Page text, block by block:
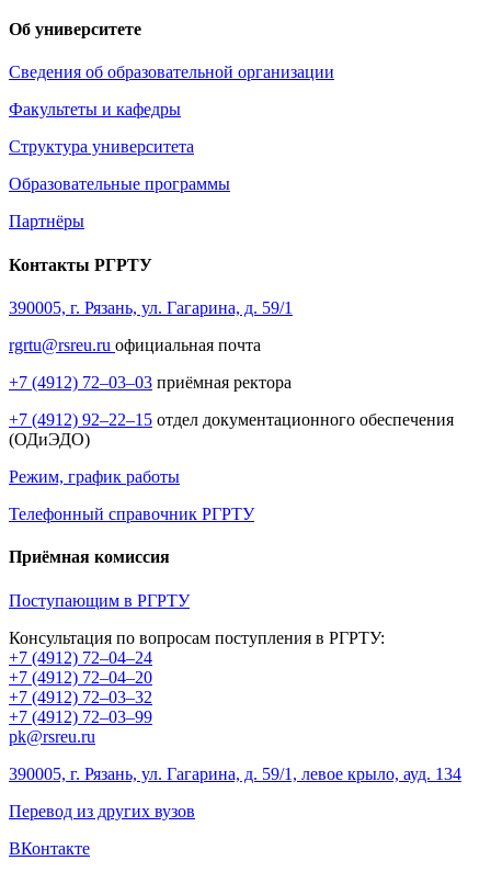
Об университете
Сведения об образовательной организации
Факультеты и кафедры
Структура университета
Образовательные программы
Партнёры
Контакты РГРТУ
390005, г. Рязань, ул. Гагарина, д. 59/1
rgrtu@rsreu.ru официальная почта
+7 (4912) 72–03–03 приёмная ректора
+7 (4912) 92–22–15 отдел документационного обеспечения
(ОДиЭДО)
Режим, график работы
Телефонный справочник РГРТУ
Приёмная комиссия
Поступающим в РГРТУ
Консультация по вопросам поступления в РГРТУ:
+7 (4912) 72–04–24
+7 (4912) 72–04–20
+7 (4912) 72–03–32
+7 (4912) 72–03–99
pk@rsreu.ru
390005, г. Рязань, ул. Гагарина, д. 59/1, левое крыло, ауд. 134
Перевод из других вузов
ВКонтакте